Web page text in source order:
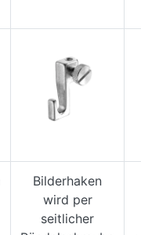
Bilderhaken
wird per
seitlicher